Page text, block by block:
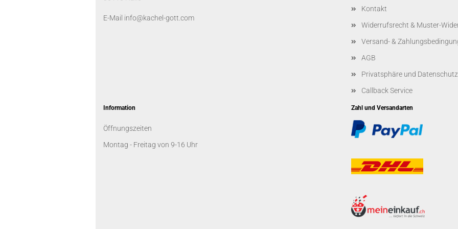
E-Mail info@kachel-gott.com
Kontakt
Widerrufsrecht & Muster-
Versand- &
AGB
Privatsphäre und Datenschutz
Callback Service
Information
Öffnungszeiten
Montag - Freitag von 9-16 Uhr
Zahl und Versandarten